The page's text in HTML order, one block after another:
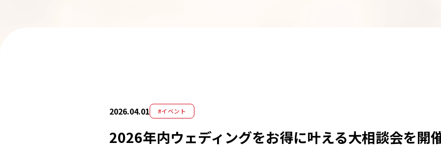
2026.04.01 #イベント
2026年内ウェディングをお得に叶える大相談会を開